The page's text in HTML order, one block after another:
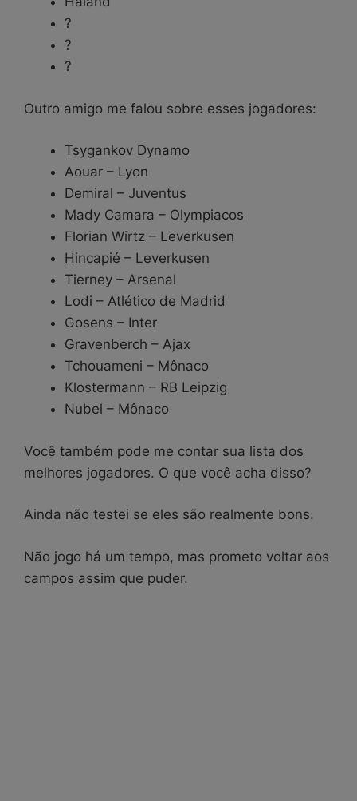
?
?
?
Outro amigo me falou sobre esses jogadores:
Tsygankov Dynamo
Aouar – Lyon
Demiral – Juventus
Mady Camara – Olympiacos
Florian Wirtz – Leverkusen
Hincapié – Leverkusen
Tierney – Arsenal
Lodi – Atlético de Madrid
Gosens – Inter
Gravenberch – Ajax
Tchouameni – Mônaco
Klostermann – RB Leipzig
Nubel – Mônaco
Você também pode me contar sua lista dos
melhores jogadores. O que você acha disso?
Ainda não testei se eles são realmente bons.
Não jogo há um tempo, mas prometo voltar aos
campos assim que puder.